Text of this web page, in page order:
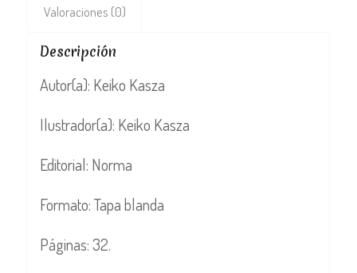
Valoraciones (0)
Descripción
Autor(a): Keiko Kasza
Ilustrador(a): Keiko Kasza
Editorial: Norma
Formato: Tapa blanda
Páginas: 32.